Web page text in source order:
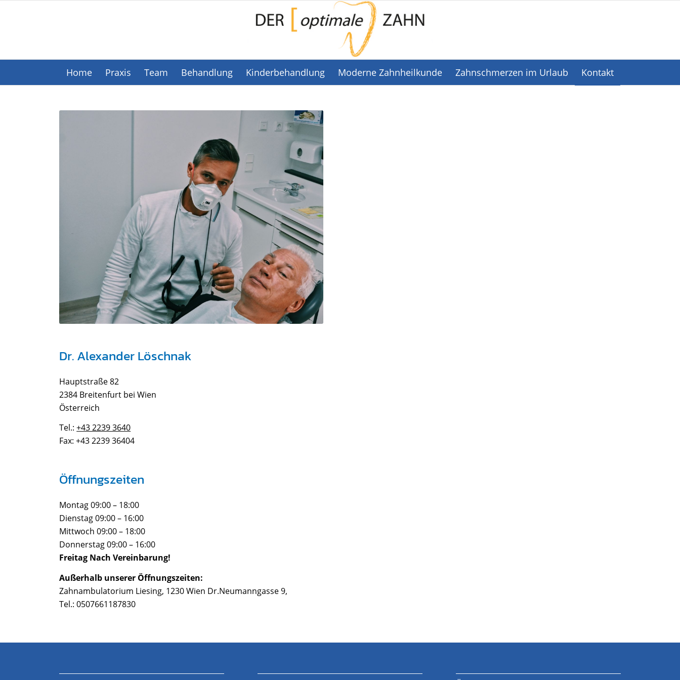
Home Praxis Team Behandlung Kinderbehandlung Moderne Zahnheilkunde Zahnschmerzen im Urlaub Kontakt
Dr. Alexander Löschnak
Hauptstraße 82
2384 Breitenfurt bei Wien
Österreich
Tel.:+43 2239 3640
Fax:+43 2239 36404
Öffnungszeiten
Montag 09:00 – 18:00
Dienstag 09:00 – 16:00
Mittwoch 09:00 – 18:00
Donnerstag 09:00 – 16:00
Freitag Nach Vereinbarung!
Außerhalb unserer Öffnungszeiten:
Zahnambulatorium Liesing, 1230 Wien Dr.Neumanngasse 9,
Tel.: 0507661187830